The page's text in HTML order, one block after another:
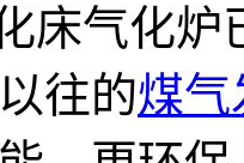
床气化炉
往的煤气